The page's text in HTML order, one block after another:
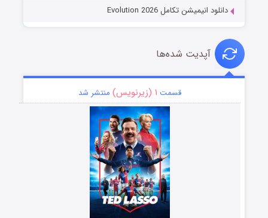
دانلود انیمیشن تکامل Evolution 2026
آپدیت شده‌ها
قسمت ۱ (زیرنویس) منتشر شد